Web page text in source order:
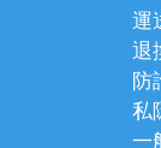
運
退
防
私
一